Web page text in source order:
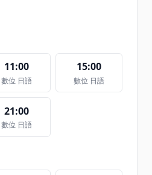
11:00
數位 日語
15:00
數位 日語
21:00
數位 日語